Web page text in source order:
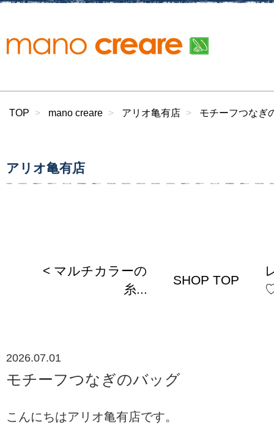
TOP mano creare アリオ亀有店 モチーフつなぎ
アリオ亀有店
< マルチカラーの
糸...
SHOP TOP
2026.07.01
モチーフつなぎのバッグ
こんにちはアリオ亀有店です。